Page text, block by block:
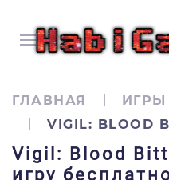
ГЛАВНАЯ
ИГРЫ
VIGIL: BLOOD
Vigil: Blood
игру